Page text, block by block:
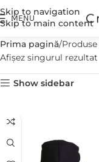
Skip to navigation
Skip to main content
MENU
Prima pagină
Afișez singurul rezultat
Show sidebar